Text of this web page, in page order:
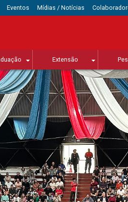
Eventos Mídias / Notícias
Extensão